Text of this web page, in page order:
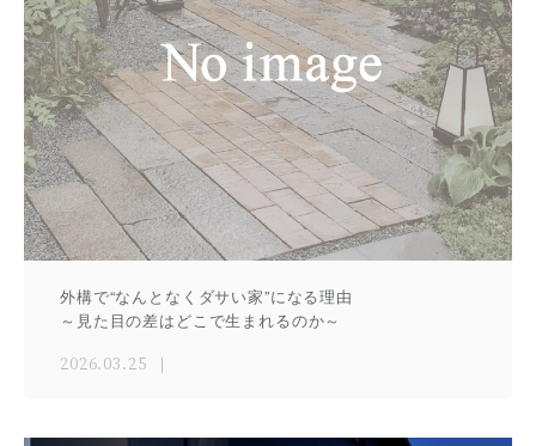
外構で“なんとなくダサい家”になる理由
～見た目の差はどこで生まれるのか～
2026.03.25